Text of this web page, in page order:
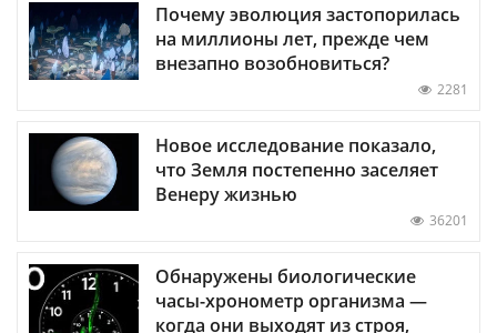
Почему эволюция застопорилась
на миллионы лет, прежде чем
внезапно возобновиться?
2281
Новое исследование показало,
что Земля постепенно заселяет
Венеру жизнью
36201
Обнаружены биологические
часы-хронометр организма —
когда они выходят из строя,